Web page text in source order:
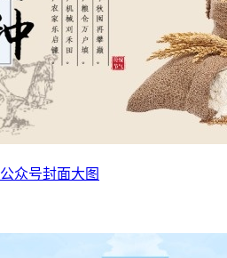
众号封面大图